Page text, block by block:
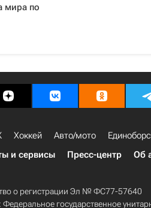
мира по
Хоккей Авто/мото
и сервисы Пресс-центр Об
о регистрации Эл № ФС77-57640
Федеральное государственное